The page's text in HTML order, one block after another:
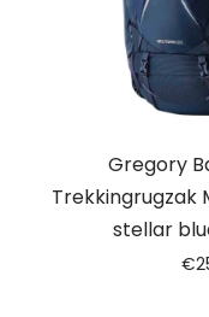
Gregory
Trekkingrugzak
stellar
€